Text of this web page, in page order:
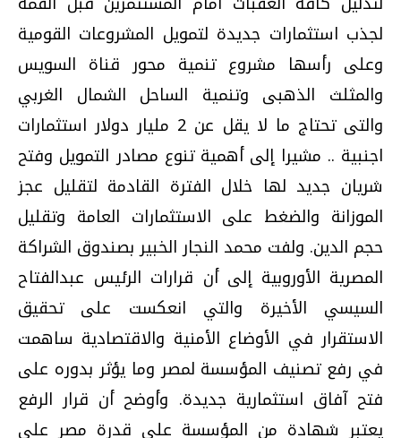
لجذب استثمارات جديدة لتمويل المشروعات القومية
وعلى رأسها مشروع تنمية محور قناة السويس
والمثلث الذهبى وتنمية الساحل الشمال الغربي
والتى تحتاج ما لا يقل عن 2 مليار دولار استثمارات
اجنبية .. مشيرا إلى أهمية تنوع مصادر التمويل وفتح
شريان جديد لها خلال الفترة القادمة لتقليل عجز
الموزانة والضغط على الاستثمارات العامة وتقليل
حجم الدين. ولفت محمد النجار الخبير بصندوق الشراكة
المصرية الأوروبية إلى أن قرارات الرئيس عبدالفتاح
السيسي الأخيرة والتي انعكست على تحقيق
الاستقرار في الأوضاع الأمنية والاقتصادية ساهمت
في رفع تصنيف المؤسسة لمصر وما يؤثر بدوره على
فتح آفاق استثمارية جديدة. وأوضح أن قرار الرفع
يعتبر شهادة من المؤسسة على قدرة مصر على